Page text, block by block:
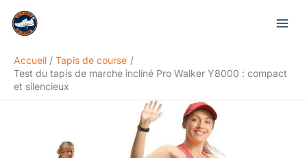
Accueil
Tapis de course
Test du tapis de marche incliné Pro Walker Y8000 : compact
et silencieux
Rechercher